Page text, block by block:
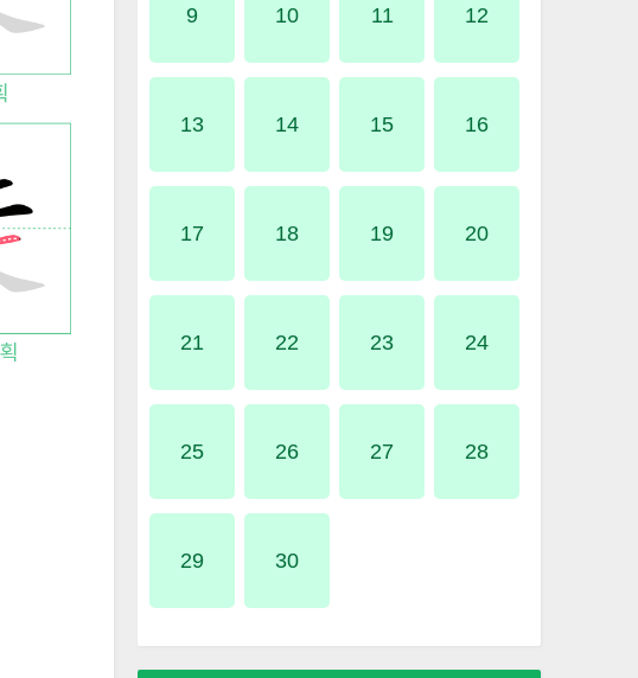
9 10 11 12
13 14 15 16
17 18 19 20
21 22 23 24
25 26 27 28
29 30